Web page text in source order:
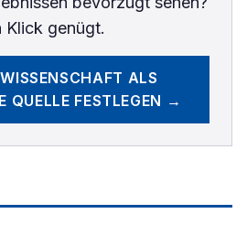
Klick genügt.
ALS
QUELLE FESTLEGEN →